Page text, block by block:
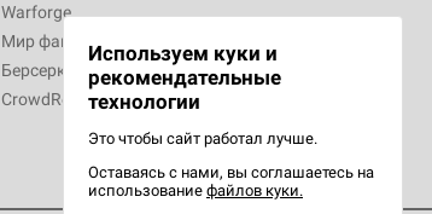
Warforge
Мир фантастики
Берсерк
CrowdRepublic
Используем куки и
рекомендательные
технологии
Это чтобы сайт работал лучше.
Оставаясь с нами, вы соглашаетесь на
использование файлов куки.